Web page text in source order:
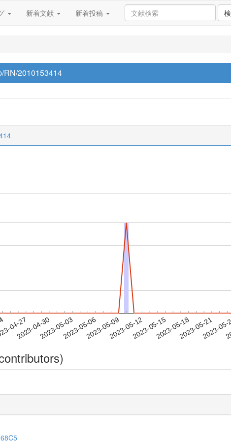
新着文献 新着投稿
RN/2010153414
04-27
2023-04-302023-05-032023-05-062023-05-092023-05-122023-05-152023-05-182023-05-21
2023-